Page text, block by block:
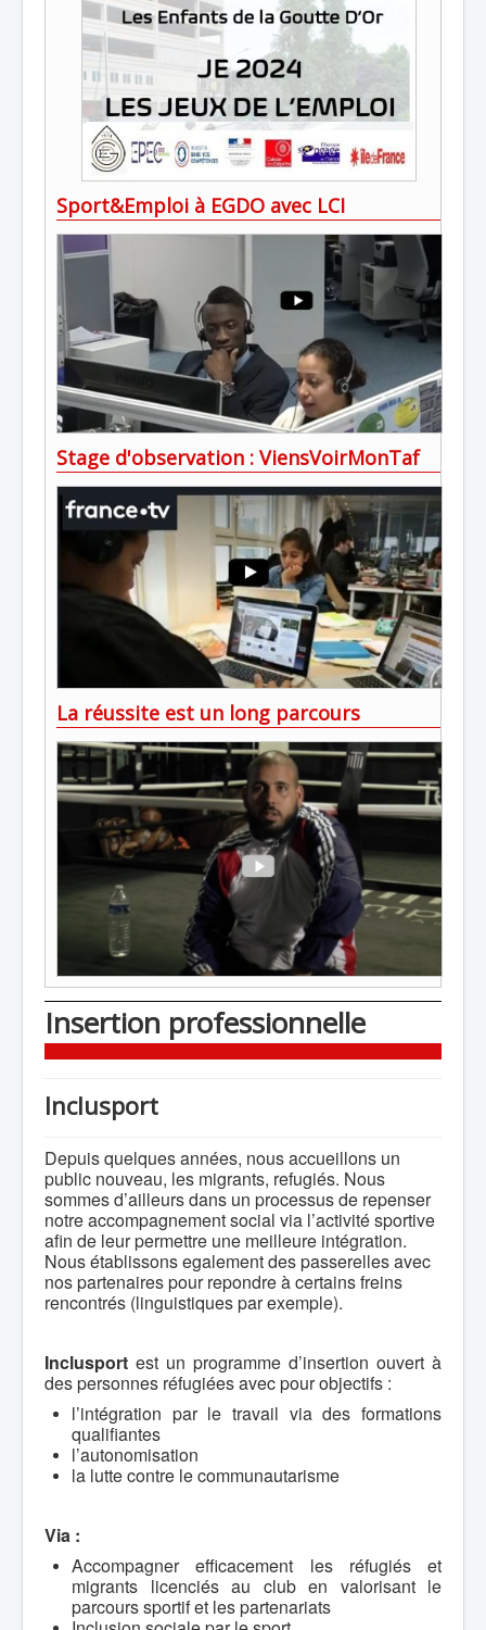
Sport&Emploi à EGDO avec LCI
Stage d'observation : ViensVoirMonTaf
La réussite est un long parcours
Insertion professionnelle
Inclusport
Depuis quelques années, nous accueillons un
public nouveau, les migrants, refugiés. Nous
sommes d’ailleurs dans un processus de repenser
notre accompagnement social via l’activité sportive
afin de leur permettre une meilleure intégration.
Nous établissons egalement des passerelles avec
nos partenaires pour repondre à certains freins
rencontrés (linguistiques par exemple).
Inclusport est un programme d’insertion ouvert à
des personnes réfugiées avec pour objectifs :
l’intégration par le travail via des formations
qualifiantes
l’autonomisation
la lutte contre le communautarisme
Via :
Accompagner efficacement les réfugiés et
migrants licenciés au club en valorisant le
parcours sportif et les partenariats